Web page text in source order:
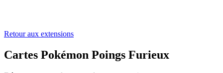
Retour aux extensions
Cartes Pokémon Poings Furieux